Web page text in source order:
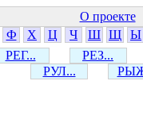
О проекте
Ф Х Ц Ч Ш Щ Ы
РЕГ... РЕЗ...
РУЛ...